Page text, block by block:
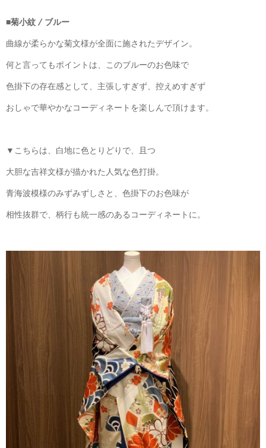
■菊小紋 / ブルー
曲線が柔らかな菊文様が全面に施されたデザイン。
何と言ってもポイントは、このブルーのお色味で
色掛下の存在感として、主張しすぎず、控えめすぎず
おしゃで華やかなコーディネートを楽しんで頂けます。
▼こちらは、白地に色とりどりで、且つ
大胆な吉祥文様が描かれた人気な色打掛。
青海波模様のみずみずしさと、色掛下のお色味が
相性抜群で、柄行も統一感のあるコーディネートに。